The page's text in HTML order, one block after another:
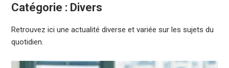
Catégorie : Divers
Retrouvez ici une actualité diverse et variée sur les sujets du
quotidien.